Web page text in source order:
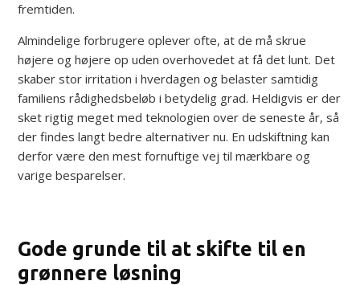
fremtiden.
Almindelige forbrugere oplever ofte, at de må skrue
højere og højere op uden overhovedet at få det lunt. Det
skaber stor irritation i hverdagen og belaster samtidig
familiens rådighedsbeløb i betydelig grad. Heldigvis er der
sket rigtig meget med teknologien over de seneste år, så
der findes langt bedre alternativer nu. En udskiftning kan
derfor være den mest fornuftige vej til mærkbare og
varige besparelser.
Gode grunde til at skifte til en
grønnere løsning